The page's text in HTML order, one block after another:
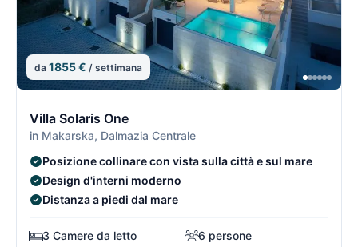
da 1855 € / settimana
Villa Solaris One
in Makarska, Dalmazia Centrale
Posizione collinare con vista sulla città e sul mare
Design d'interni moderno
Distanza a piedi dal mare
3 Camere da letto
6 persone